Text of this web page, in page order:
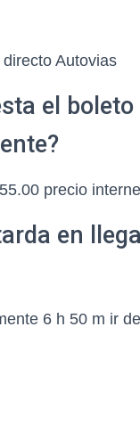
Autovias
el
precio
en
6 h 50 m ir